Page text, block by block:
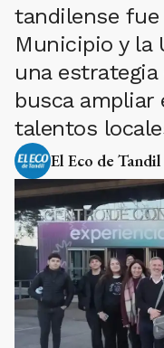
tandilense fue
Municipio y la
una
busca ampliar
talentos
El Eco de Tandil